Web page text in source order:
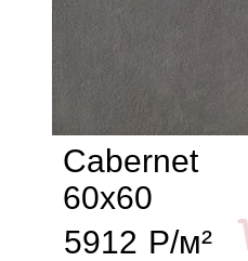
Cabernet
60x60
5912 Р/м²